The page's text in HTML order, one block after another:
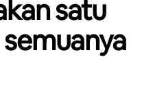
satu